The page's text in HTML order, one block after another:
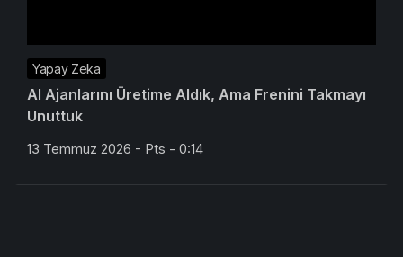
Yapay Zeka
AI Ajanlarını Üretime Aldık, Ama Frenini Takmayı
Unuttuk
13 Temmuz 2026 - Pts - 0:14